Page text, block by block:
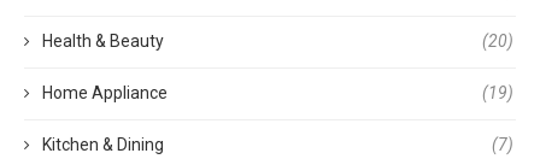
Health & Beauty (20)
Home Appliance (19)
Kitchen & Dining (7)